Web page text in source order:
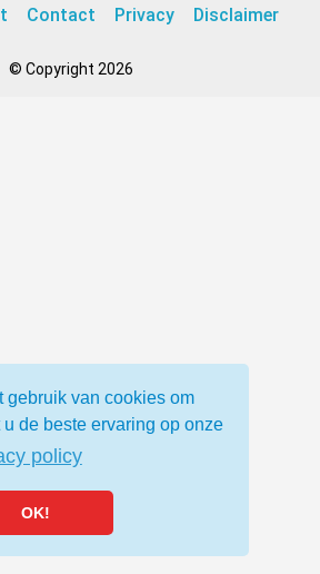
gebruik van cookies om
de beste ervaring op onze
policy
OK!
Contact Privacy Disclaimer
© Copyright 2026